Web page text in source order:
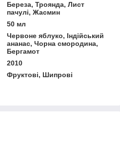
Береза, Троянда, Лист
пачулі, Жасмин
50 мл
Червоне яблуко, Індійський
ананас, Чорна смородина,
Бергамот
2010
Фруктові, Шипрові